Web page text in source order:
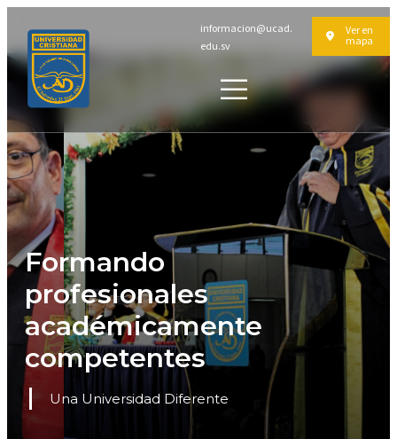
informacion@ucad.
edu.sv
Ver en
mapa
Formando
profesionales
académicamente
competentes
Una Universidad Diferente